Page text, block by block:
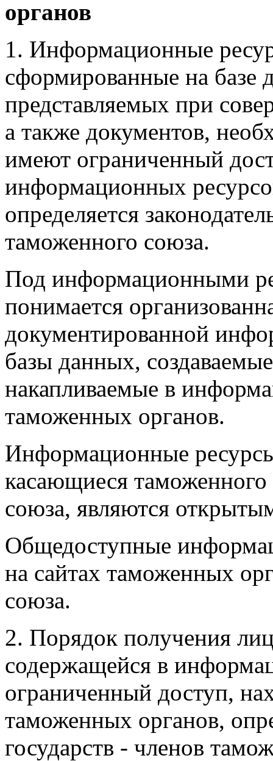
органов
1. Информационные
сформированные на базе
представляемых при
а также документов,
имеют ограниченный
информационных
определяется
таможенного союза.
Под информационными
понимается
документированной
базы данных,
накапливаемые в
таможенных органов.
Информационные
касающиеся таможенного
союза, являются
Общедоступные
на сайтах таможенных
союза.
2. Порядок получения
содержащейся в
ограниченный доступ,
таможенных органов,
государств - членов